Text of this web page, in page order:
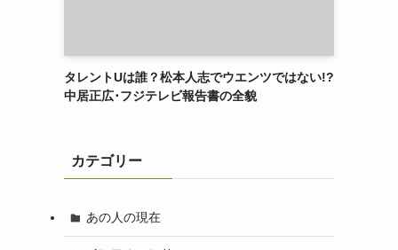
タレントUは誰？松本人志でウエンツではない!?
中居正広･フジテレビ報告書の全貌
カテゴリー
あの人の現在